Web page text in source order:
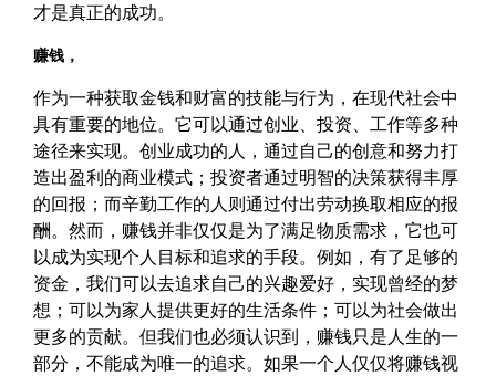
才是真正的成功。
赚钱，
作为一种获取金钱和财富的技能与行为，在现代社会中
具有重要的地位。它可以通过创业、投资、工作等多种
途径来实现。创业成功的人，通过自己的创意和努力打
造出盈利的商业模式；投资者通过明智的决策获得丰厚
的回报；而辛勤工作的人则通过付出劳动换取相应的报
酬。然而，赚钱并非仅仅是为了满足物质需求，它也可
以成为实现个人目标和追求的手段。例如，有了足够的
资金，我们可以去追求自己的兴趣爱好，实现曾经的梦
想；可以为家人提供更好的生活条件；可以为社会做出
更多的贡献。但我们也必须认识到，赚钱只是人生的一
部分，不能成为唯一的追求。如果一个人仅仅将赚钱视